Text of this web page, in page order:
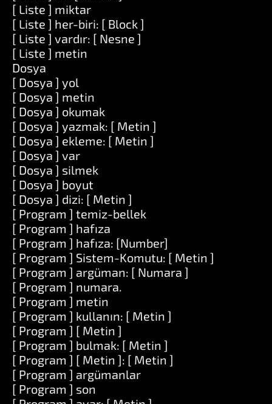
[ Liste ] miktar
[ Liste ] her-biri: [ Block ]
[ Liste ] vardır: [ Nesne ]
[ Liste ] metin
Dosya
[ Dosya ] yol
[ Dosya ] metin
[ Dosya ] okumak
[ Dosya ] yazmak: [ Metin ]
[ Dosya ] ekleme: [ Metin ]
[ Dosya ] var
[ Dosya ] silmek
[ Dosya ] boyut
[ Dosya ] dizi: [ Metin ]
[ Program ] temiz-bellek
[ Program ] hafıza
[ Program ] hafıza: [Number]
[ Program ] Sistem-Komutu: [ Metin ]
[ Program ] argüman: [ Numara ]
[ Program ] numara.
[ Program ] metin
[ Program ] kullanın: [ Metin ]
[ Program ] [ Metin ]
[ Program ] bulmak: [ Metin ]
[ Program ] [ Metin ]: [ Metin ]
[ Program ] argümanlar
[ Program ] son